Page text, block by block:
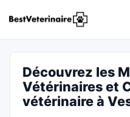
Découvrez les
Vétérinaires et
vétérinaire à